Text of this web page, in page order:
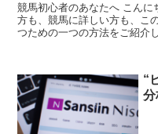
競馬初心者のあなたへ こん
方も、競馬に詳しい方も、こ
つための一つの方法をご紹介
“
分